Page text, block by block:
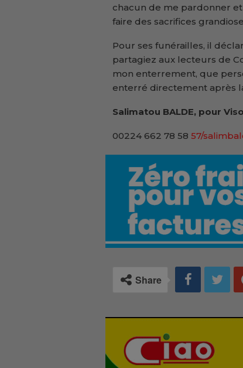
chacun de me pardonner
faire des sacrifices
Pour ses funérailles, il
partagiez aux lecteurs de
mon enterrement, que
enterré directement après la
Salimatou BALDE, pour
00224 662 78 58 57/
Share